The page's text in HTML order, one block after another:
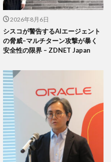
2026年8月6日
シスコが警告するAIエージェント
の脅威–マルチターン攻撃が暴く
安全性の限界 – ZDNET Japan